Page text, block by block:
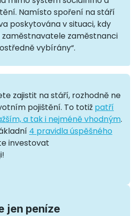
Namísto spoření na stáří
poskytována v situaci, kdy
zaměstnavatele zaměstnanci
vybírány“.
zajistit na stáří, rozhodně ne
pojištění. To totiž patří
a tak i nejméně vhodným.
4 pravidla úspěšného
investovat
jen peníze